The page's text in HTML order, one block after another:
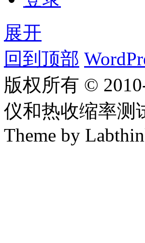
展开
回到顶部
版权所有 ©
仪和热收缩率测
Theme by